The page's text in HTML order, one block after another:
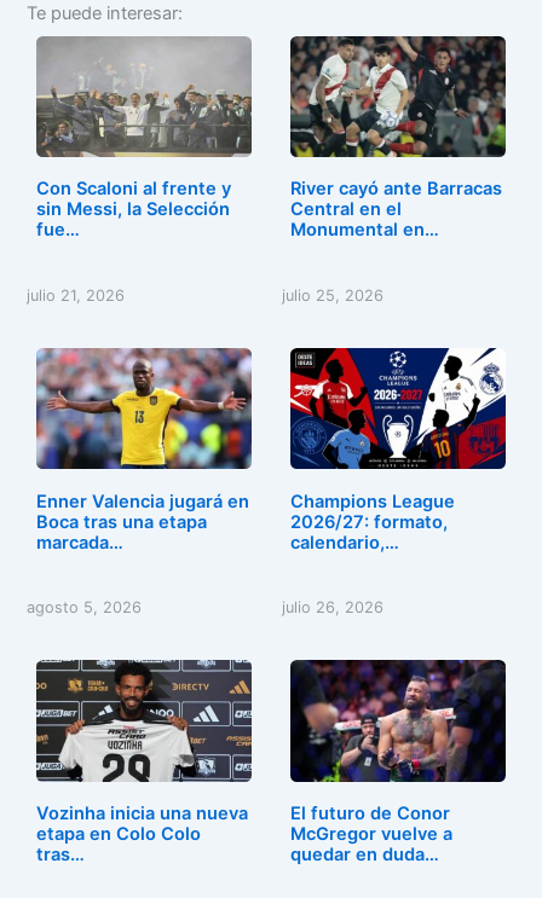
c
e
b
o
o
k
st
o
d
o
n
ai m
ar
tir
Te puede interesar:
Con Scaloni al frente y
sin Messi, la Selección
fue…
julio 21, 2026
River cayó ante Barracas
Central en el
Monumental en…
julio 25, 2026
Enner Valencia jugará en
Boca tras una etapa
marcada…
agosto 5, 2026
Champions League
2026/27: formato,
calendario,…
julio 26, 2026
Vozinha inicia una nueva
etapa en Colo Colo
tras…
El futuro de Conor
McGregor vuelve a
quedar en duda…